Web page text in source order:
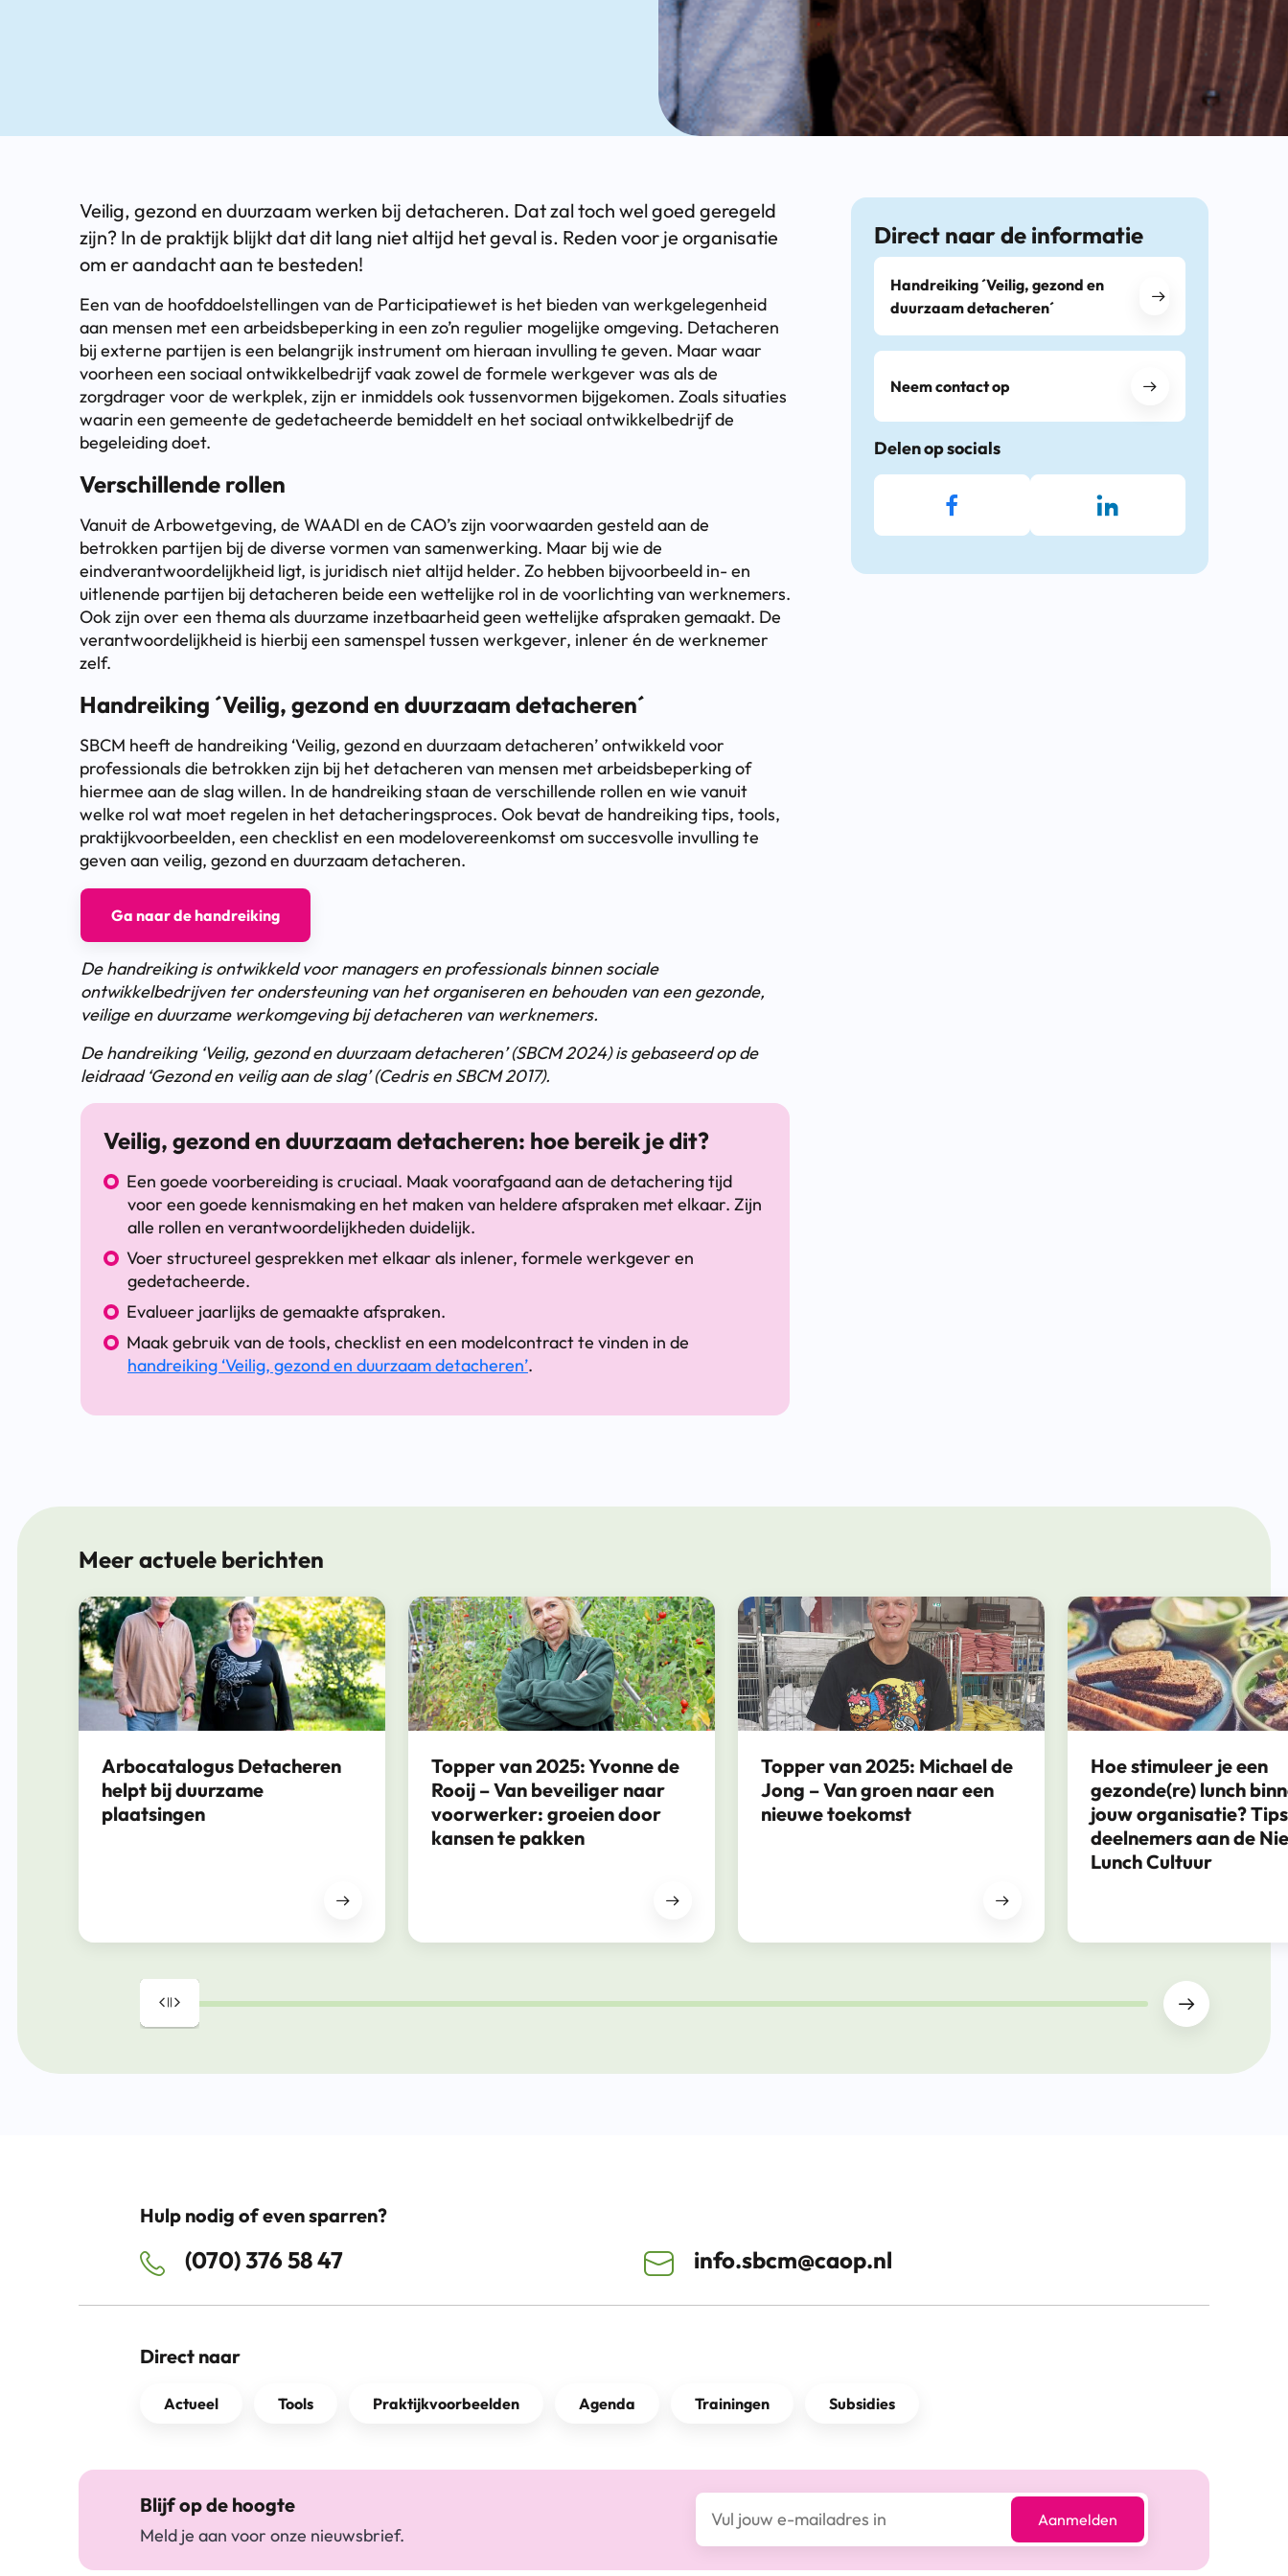
Veilig, gezond en duurzaam werken bij detacheren. Dat zal toch wel goed geregeld
zijn? In de praktijk blijkt dat dit lang niet altijd het geval is. Reden voor je organisatie
om er aandacht aan te besteden!
Een van de hoofddoelstellingen van de Participatiewet is het bieden van werkgelegenheid
aan mensen met een arbeidsbeperking in een zo’n regulier mogelijke omgeving. Detacheren
bij externe partijen is een belangrijk instrument om hieraan invulling te geven. Maar waar
voorheen een sociaal ontwikkelbedrijf vaak zowel de formele werkgever was als de
zorgdrager voor de werkplek, zijn er inmiddels ook tussenvormen bijgekomen. Zoals situaties
waarin een gemeente de gedetacheerde bemiddelt en het sociaal ontwikkelbedrijf de
begeleiding doet.
Verschillende rollen
Vanuit de Arbowetgeving, de WAADI en de CAO’s zijn voorwaarden gesteld aan de
betrokken partijen bij de diverse vormen van samenwerking. Maar bij wie de
eindverantwoordelijkheid ligt, is juridisch niet altijd helder. Zo hebben bijvoorbeeld in- en
uitlenende partijen bij detacheren beide een wettelijke rol in de voorlichting van werknemers.
Ook zijn over een thema als duurzame inzetbaarheid geen wettelijke afspraken gemaakt. De
verantwoordelijkheid is hierbij een samenspel tussen werkgever, inlener én de werknemer
zelf.
Handreiking ´Veilig, gezond en duurzaam detacheren´
SBCM heeft de handreiking ‘Veilig, gezond en duurzaam detacheren’ ontwikkeld voor
professionals die betrokken zijn bij het detacheren van mensen met arbeidsbeperking of
hiermee aan de slag willen. In de handreiking staan de verschillende rollen en wie vanuit
welke rol wat moet regelen in het detacheringsproces. Ook bevat de handreiking tips, tools,
praktijkvoorbeelden, een checklist en een modelovereenkomst om succesvolle invulling te
geven aan veilig, gezond en duurzaam detacheren.
Ga naar de handreiking
De handreiking is ontwikkeld voor managers en professionals binnen sociale
ontwikkelbedrijven ter ondersteuning van het organiseren en behouden van een gezonde,
veilige en duurzame werkomgeving bij detacheren van werknemers.
De handreiking ‘Veilig, gezond en duurzaam detacheren’ (SBCM 2024) is gebaseerd op de
leidraad ‘Gezond en veilig aan de slag’ (Cedris en SBCM 2017).
Veilig, gezond en duurzaam detacheren: hoe bereik je dit?
Een goede voorbereiding is cruciaal. Maak voorafgaand aan de detachering tijd
voor een goede kennismaking en het maken van heldere afspraken met elkaar. Zijn
alle rollen en verantwoordelijkheden duidelijk.
Voer structureel gesprekken met elkaar als inlener, formele werkgever en
gedetacheerde.
Evalueer jaarlijks de gemaakte afspraken.
Maak gebruik van de tools, checklist en een modelcontract te vinden in de
handreiking ‘Veilig, gezond en duurzaam detacheren’.
Direct naar de informatie
Handreiking ´Veilig, gezond en
duurzaam detacheren´
Neem contact op
Delen op socials
Meer actuele berichten
Arbocatalogus Detacheren
helpt bij duurzame
plaatsingen
Topper van 2025: Yvonne de
Rooij – Van beveiliger naar
voorwerker: groeien door
kansen te pakken
Topper van 2025: Michael de
Jong – Van groen naar een
nieuwe toekomst
Hoe stimuleer je een
gezonde(re) lunch
jouw organisatie?
deelnemers aan de
Lunch Cultuur
Drag
Hulp nodig of even sparren?
(070) 376 58 47 info.sbcm@caop.nl
Direct naar
Actueel Tools Praktijkvoorbeelden Agenda Trainingen Subsidies
Blijf op de hoogte
Meld je aan voor onze nieuwsbrief.
E-mailadres*
Aanmelden